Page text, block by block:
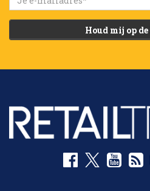
Houd mij op